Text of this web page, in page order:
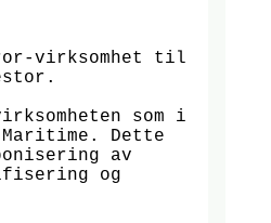
ror-virksomhet til
som i
Dette
av
og